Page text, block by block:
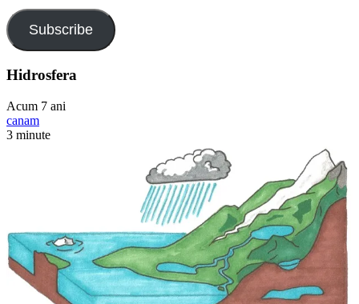
Subscribe
Hidrosfera
Acum 7 ani
canam
3 minute